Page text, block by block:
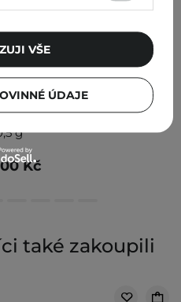
na rty - 04 Fig Breeze
g
Kč
také zakoupili
ÚDAJE
VŠE